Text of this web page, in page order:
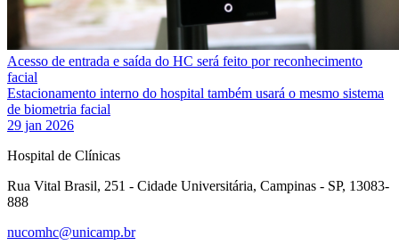
Acesso de entrada e saída do HC será feito por reconhecimento
facial
Estacionamento interno do hospital também usará o mesmo sistema
de biometria facial
29 jan 2026
Hospital de Clínicas
Rua Vital Brasil, 251 - Cidade Universitária, Campinas - SP, 13083-
888
nucomhc@unicamp.br